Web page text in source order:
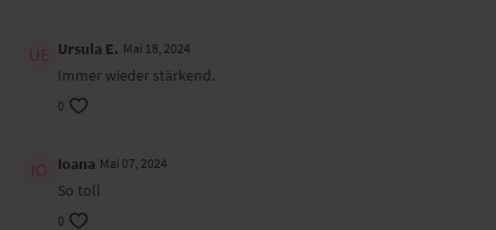
Ursula E. Mai 18, 2024
Immer wieder stärkend.
0
Ioana Mai 07, 2024
So toll
0